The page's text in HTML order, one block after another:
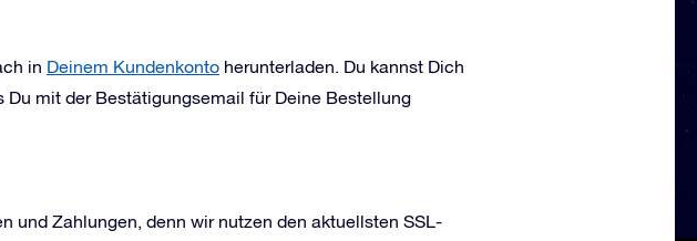
in Deinem Kundenkonto herunterladen. Du kannst Dich
mit der Bestätigungsemail für Deine Bestellung
und Zahlungen, denn wir nutzen den aktuellsten SSL-